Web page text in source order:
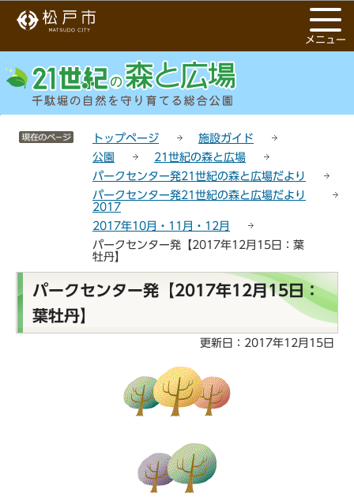
ー
ジ
先
メ
ニ
ー
メニュー
サイトメニューここまで
トップページ
施設ガイド
公園
21世紀の森と広場
パークセンター発21世紀の森と広場だより
パークセンター発21世紀の森と広場だより
2017
2017年10月・11月・12月
パークセンター発【2017年12月15日：葉
牡丹】
文
こ
パークセンター発【2017年12月15日：
葉牡丹】
更新日：2017年12月15日